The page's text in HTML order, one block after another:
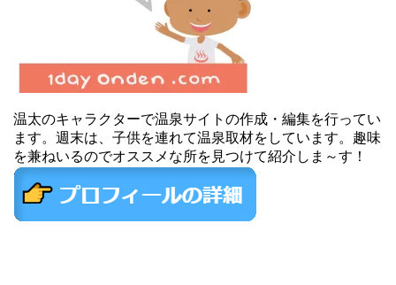
温太のキャラクターで温泉サイトの作成・編集を行ってい
ます。週末は、子供を連れて温泉取材をしています。趣味
を兼ねいるのでオススメな所を見つけて紹介しま～す！